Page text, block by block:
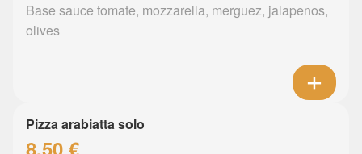
Base sauce tomate, mozzarella, merguez, jalapenos,
olives
Pizza arabiatta solo